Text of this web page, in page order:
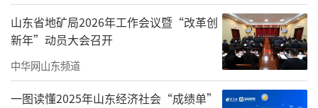
单、生产、供应链等端到端全流程打通，订单
交付效率提升50%，生产效率提升35%，真正
做到“投产即达产的标杆”。
山东省地矿局2026年工作会议暨“改革创
新年”动员大会召开
中华网山东频道
一图读懂2025年山东经济社会“成绩单”